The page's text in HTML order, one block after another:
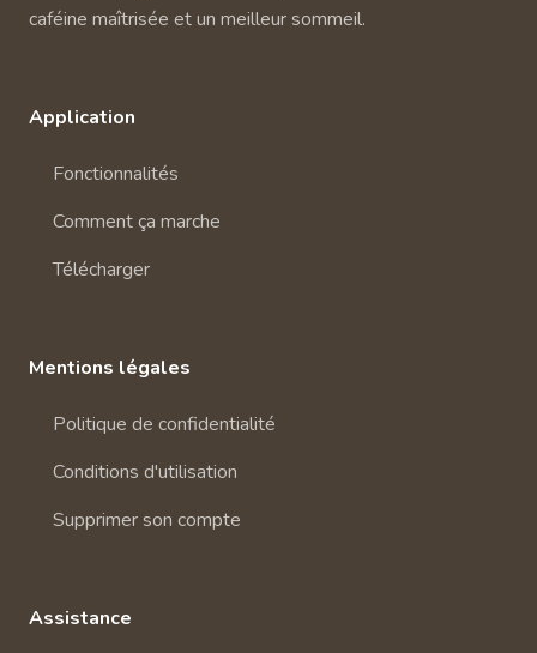
caféine maîtrisée et un meilleur sommeil.
Application
Fonctionnalités
Comment ça marche
Télécharger
Mentions légales
Politique de confidentialité
Conditions d'utilisation
Supprimer son compte
Assistance